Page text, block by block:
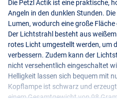
Die Petzl Actik ist eine praktische,
Angeln in den dunklen Stunden.
Lumen, wodurch eine große
Der Lichtstrahl besteht aus
rotes Licht umgestellt werden, um
verbessern. Zudem kann der
nicht versehentlich eingeschaltet
Helligkeit lassen sich bequem mit
Kopflampe ist schwarz und
einem Gesamtgewicht von 98